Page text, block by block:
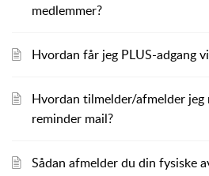
medlemmer?
Hvordan får jeg PLUS-adgang
Hvordan tilmelder/afmelder jeg
reminder mail?
Sådan afmelder du din fysiske